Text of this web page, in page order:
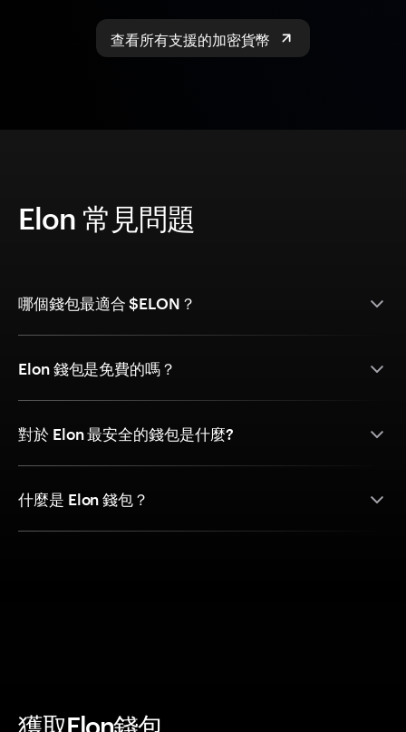
查看所有支援的加密貨幣
Elon 常見問題
哪個錢包最適合 $ELON？
Elon 錢包是免費的嗎？
對於 Elon 最安全的錢包是什麼?
什麼是 Elon 錢包？
獲取Elon錢包